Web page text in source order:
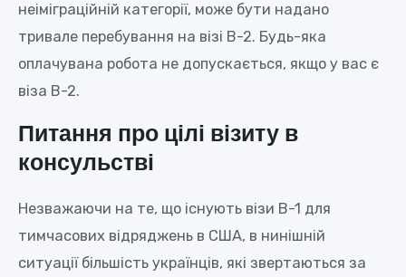
неіміграційній категорії, може бути надано
тривале перебування на візі B-2. Будь-яка
оплачувана робота не допускається, якщо у вас є
віза B-2.
Питання про цілі візиту в
консульстві
Незважаючи на те, що існують візи B-1 для
тимчасових відряджень в США, в нинішній
ситуації більшість українців, які звертаються за